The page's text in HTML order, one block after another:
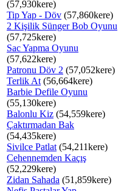
(57,930kere)
Tip Yap - Döv (57,860kere)
2 Kişilik Sünger Bob Oyunu
(57,725kere)
Sac Yapma Oyunu
(57,622kere)
Patronu Döv 2 (57,052kere)
Terlik At (56,664kere)
Barbie Defile Oyunu
(55,130kere)
Balonlu Kiz (54,559kere)
Çaktırmadan Bak
(54,435kere)
Sivilce Patlat (54,211kere)
Cehennemden Kaçış
(52,229kere)
Zidan Sahada (51,859kere)